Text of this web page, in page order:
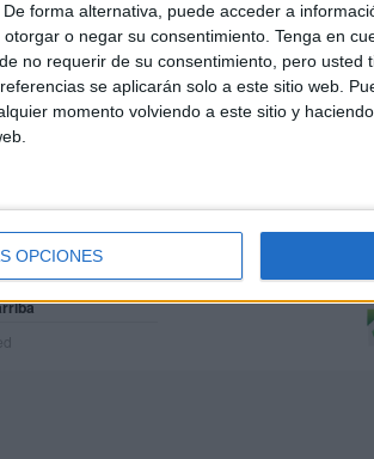
forma alternativa, puede acceder a
o negar su consentimiento. Tenga en
no requerir de su consentimiento, pero usted
se aplicarán solo a este sitio web.
momento volviendo a este sitio y
OPCIONES